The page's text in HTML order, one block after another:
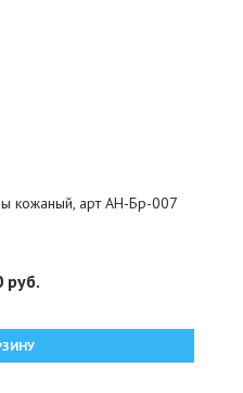
кожаный, арт АН-Бр-007
руб.